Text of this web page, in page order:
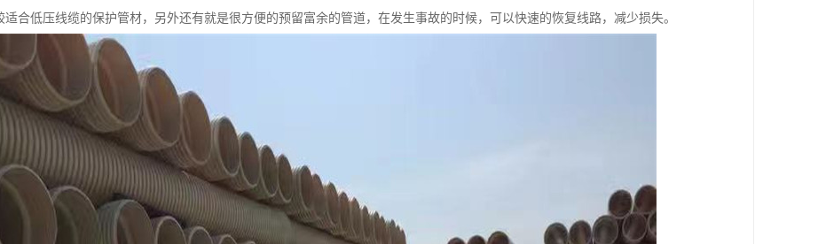
适合低压线缆的保护管材，另外还有就是很方便的预留富余的管道，在发生事故的时候，可以快速的恢复线路，减少损失。